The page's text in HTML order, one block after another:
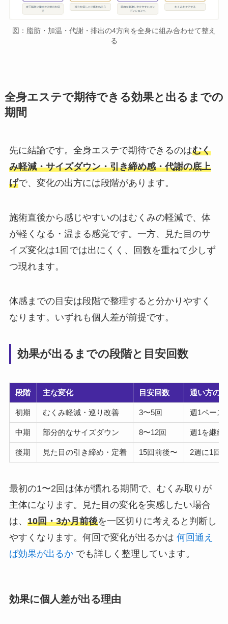
図：脂肪・加温・代謝・排出の4方向を全身に組み合わせて整え
る
全身エステで期待できる効果と出るまでの
期間
先に結論です。全身エステで期待できるのはむく
み軽減・サイズダウン・引き締め感・代謝の底上
げで、変化の出方には段階があります。
施術直後から感じやすいのはむくみの軽減で、体
が軽くなる・温まる感覚です。一方、見た目のサ
イズ変化は1回では出にくく、回数を重ねて少しず
つ現れます。
体感までの目安は段階で整理すると分かりやすく
なります。いずれも個人差が前提です。
効果が出るまでの段階と目安回数
段階 主な変化 目安回数 通い方の
初期 むくみ軽減・巡り改善 3〜5回 週1ペース
中期 部分的なサイズダウン 8〜12回 週1を継続
後期 見た目の引き締め・定着 15回前後〜 2週に1回
最初の1〜2回は体が慣れる期間で、むくみ取りが
主体になります。見た目の変化を実感したい場合
は、 10回・3か月前後を一区切りに考えると判断し
やすくなります。何回で変化が出るかは 何回通え
ば効果が出るかでも詳しく整理しています。
効果に個人差が出る理由